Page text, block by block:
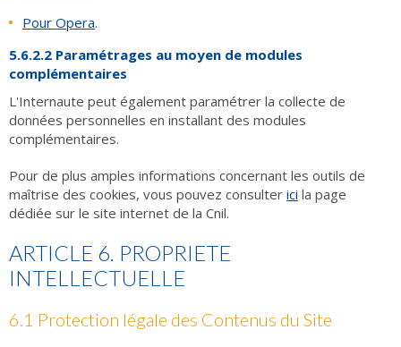
Pour Opera.
5.6.2.2 Paramétrages au moyen de modules
complémentaires
L'Internaute peut également paramétrer la collecte de
données personnelles en installant des modules
complémentaires.
Pour de plus amples informations concernant les outils de
maîtrise des cookies, vous pouvez consulter ici la page
dédiée sur le site internet de la Cnil.
ARTICLE 6. PROPRIETE
INTELLECTUELLE
6.1 Protection légale des Contenus du Site